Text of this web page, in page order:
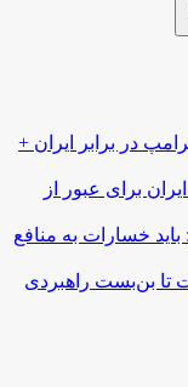
در برابر ایران +
برای عبور از
خسارات به منافع
تا بن‌بست راهبردی